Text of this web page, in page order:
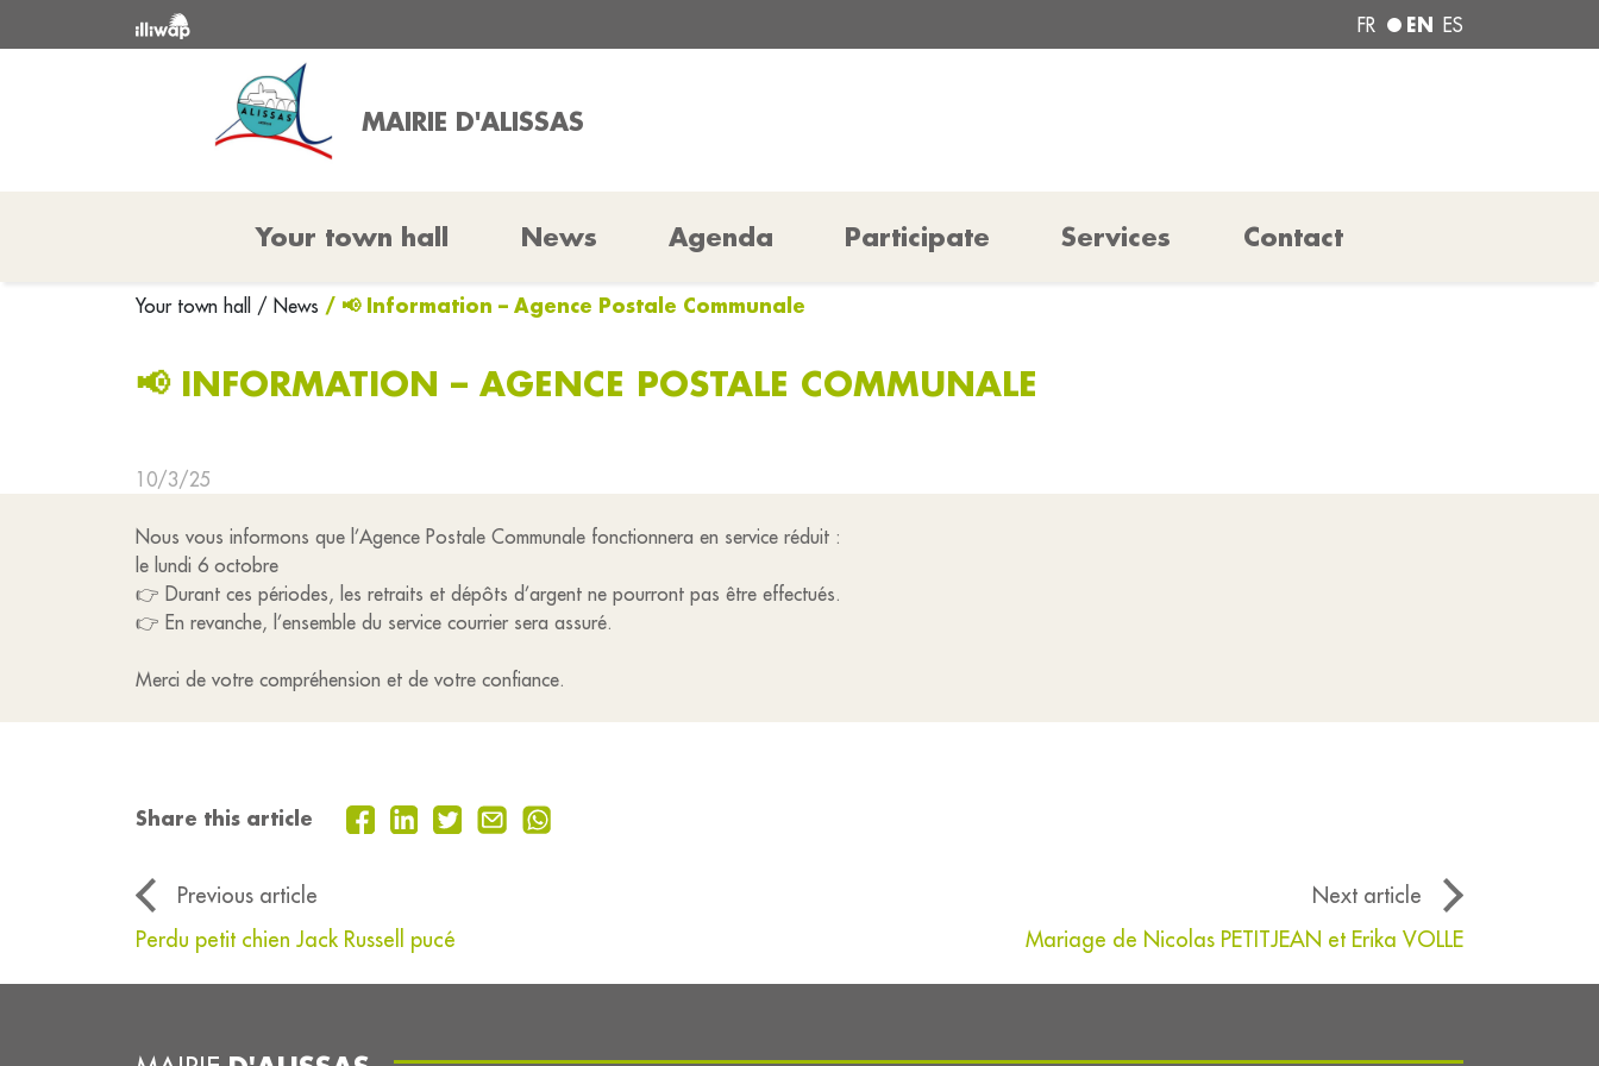
FR EN ES
MAIRIE D'ALISSAS
Your town hall News Agenda Participate Services Contact
Your town hall / News / 📢 Information – Agence Postale Communale
📢 INFORMATION – AGENCE POSTALE COMMUNALE
10/3/25
Nous vous informons que l’Agence Postale Communale fonctionnera en service réduit :
le lundi 6 octobre
👉 Durant ces périodes, les retraits et dépôts d’argent ne pourront pas être effectués.
👉 En revanche, l’ensemble du service courrier sera assuré.
Merci de votre compréhension et de votre confiance.
Share this article
Previous article
Next article
Perdu petit chien Jack Russell pucé
Mariage de Nicolas PETITJEAN et Erika VOLLE